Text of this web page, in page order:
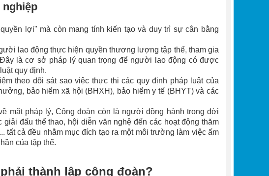
nghiệp
lợi" mà còn mang tính kiến tạo và duy trì sự cân bằng
lao động thực hiện quyền thương lượng tập thể, tham gia
là cơ sở pháp lý quan trọng để người lao động có được
quy định.
theo dõi sát sao việc thực thi các quy định pháp luật của
bảo hiểm xã hội (BHXH), bảo hiểm y tế (BHYT) và các
mặt pháp lý, Công đoàn còn là người đồng hành trong đời
đấu thể thao, hội diễn văn nghệ đến các hoạt động thăm
tất cả đều nhằm mục đích tạo ra một môi trường làm việc ấm
của tập thể.
thành lập công đoàn?